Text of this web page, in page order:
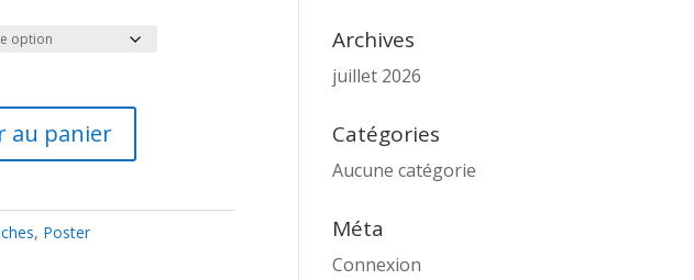
prix :
à
55,00€
au panier
, Poster
Archives
juillet 2026
Catégories
Aucune catégorie
Méta
Connexion